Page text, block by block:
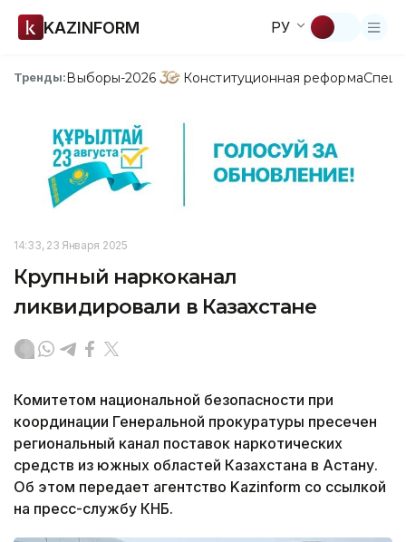
KAZINFORM РУ
Тренды:Выборы-2026 Конституционная реформа
14:33, 23 Января 2025
Крупный наркоканал
ликвидировали в Казахстане
Комитетом национальной безопасности при
координации Генеральной прокуратуры пресечен
региональный канал поставок наркотических
средств из южных областей Казахстана в Астану.
Об этом передает агентство Kazinform со ссылкой
на пресс-службу КНБ.